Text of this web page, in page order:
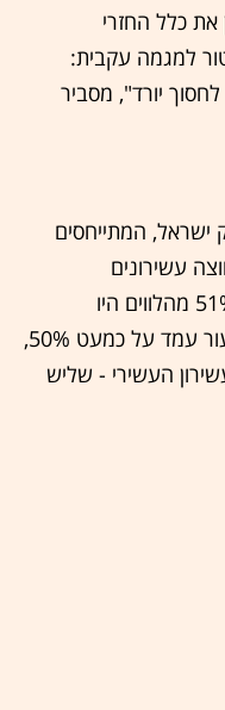
כלל החזרי
למגמה עקבית:
יורד", מסביר
ישראל, המתייחסים
חוצה עשירונים
סוציו־אקונומיים. בעשירון הראשון, 51% מהלווים היו
באוברדרפט, בעשירון החמישי השיעור עמד על כמעט 50%,
העשירי - שליש